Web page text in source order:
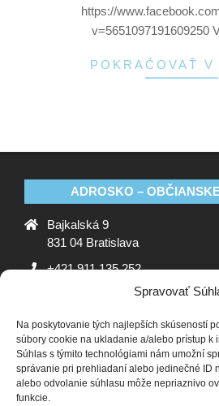
Spravovať
Na poskytovanie tých najlepších skúseností
súbory cookie na ukladanie a/alebo prístup k
Súhlas s týmito technológiami nám umožní
správanie pri prehliadaní alebo jedinečné ID
alebo odvolanie súhlasu môže nepriaznivo
funkcie.
https://
v=5651097191609250
POKRAČOVAŤ V
ADROSKO –
Bajkalská 9
831 04 Bratislava
+421 911 135 252
ADROSKO
Stanovy OZ Ochrana
používania súborov cookie (EÚ)